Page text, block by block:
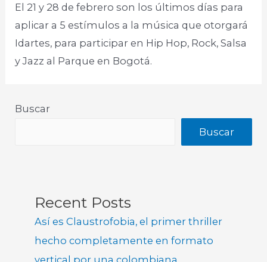
El 21 y 28 de febrero son los últimos días para
aplicar a 5 estímulos a la música que otorgará
Idartes, para participar en Hip Hop, Rock, Salsa
y Jazz al Parque en Bogotá.
Buscar
Buscar
Recent Posts
Así es Claustrofobia, el primer thriller
hecho completamente en formato
vertical por una colombiana